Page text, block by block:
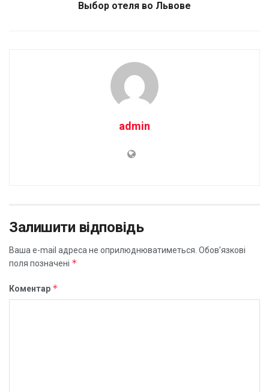
Выбор отеля во Львове
admin
Залишити відповідь
Ваша e-mail адреса не оприлюднюватиметься. Обов’язкові
поля позначені *
Коментар *